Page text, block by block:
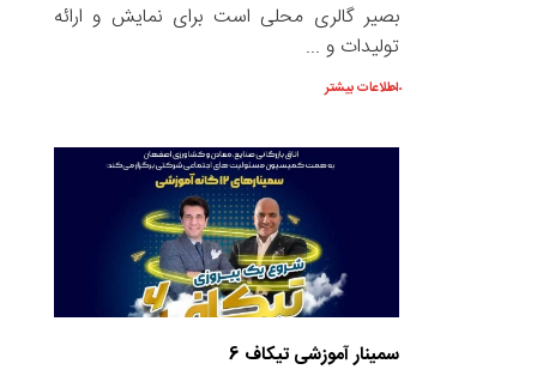
بصیر گالری محلی است برای نمایش و ارائه
تولیدات و ...
اطلاعات بیشتر
سمینار آموزشی تیکاف 6